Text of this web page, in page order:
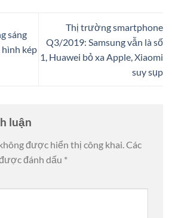
sáng
kép
Thị trường smartphone
Q3/2019: Samsung vẫn là số
1, Huawei bỏ xa Apple, Xiaomi
suy sụp
luận
được hiển thị công khai. Các
đánh dấu *